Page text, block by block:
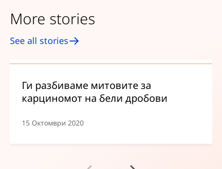
More stories
See all stories
Ги разбиваме митовите за
карциномот на бели дробови
15 Октомври 2020